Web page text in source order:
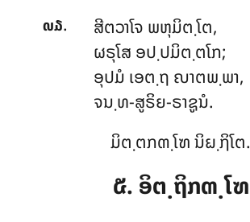
໙໓.
ສີຕວາໂຈ ພຫຸມິຕ຺ໂຕ,
ຜຣຸໂສ ອປ຺ປມິຕ຺ຕໂກ;
ອຸປມໍ ເອຕ຺ຖ ຎາຕພ຺ພາ,
ຈນ຺ທ-ສູຣິຍ-ຣາຊູນໍ.
ມິຕ຺ຕກຓ຺ໂຑ ນິຏ຺ຐິໂຕ.
໕. ອິຕ຺ຖິກຓ຺ໂຑ